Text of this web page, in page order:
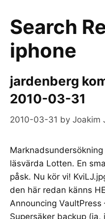
Search
iphone
jardenberg
2010-03-31
2010-03-31 by Joakim
läsvärda Lotten. En
påsk. Nu kör vi!
den här redan känns
Announcing VaultPress
Supersäker backup